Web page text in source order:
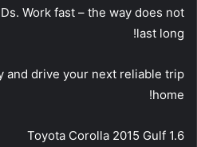
Work fast – the way does not
last long!
and drive your next reliable trip
home!
Toyota Corolla 2015 Gulf 1.6